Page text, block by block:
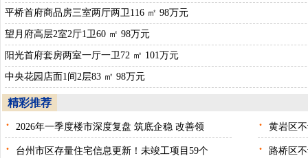
平桥首府商品房三室两厅两卫116 ㎡ 98万元
望月府高层2室2厅1卫60 ㎡ 98万元
阳光首府套房两室一厅一卫72 ㎡ 101万元
中央花园店面1间2层83 ㎡ 98万元
精彩推荐
· 2026年一季度楼市深度复盘 筑底企稳 改善领
· 台州市区存量住宅信息更新！未竣工项目59个
· 黄岩区
· 路桥区